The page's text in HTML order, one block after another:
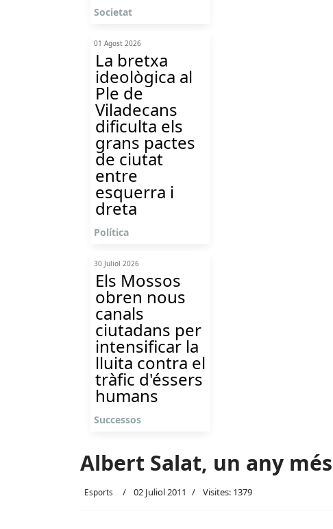
Societat
01 Agost 2026
La bretxa
ideològica al
Ple de
Viladecans
dificulta els
grans pactes
de ciutat
entre
esquerra i
dreta
Política
30 Juliol 2026
Els Mossos
obren nous
canals
ciutadans per
intensificar la
lluita contra el
tràfic d'éssers
humans
Successos
Albert Salat, un any més
Esports 02 Juliol 2011 Visites: 1379